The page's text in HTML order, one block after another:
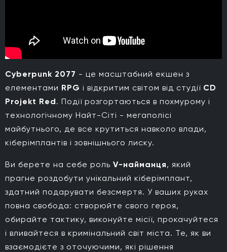
Cyberpunk 2077 - це масштабний екшен з
елементами RPG і відкритим світом від студії CD
Projekt Red. Події розгортаються в похмурому і
технологічному Найт-Сіті - мегаполісі
майбутнього, де все крутиться навколо влади,
кіберімплантів і зовнішнього лиску.
Ви берете на себе роль V-найманця, який
прагне роздобути унікальний кіберімплант,
здатний подарувати безсмертя. У ваших руках
повна свобода: створюйте свого героя,
обирайте тактику, виконуйте місії, прокачуйтеся
і вливайтеся в кримінальний світ міста. Те, як ви
взаємодієте з оточуючими, які рішення